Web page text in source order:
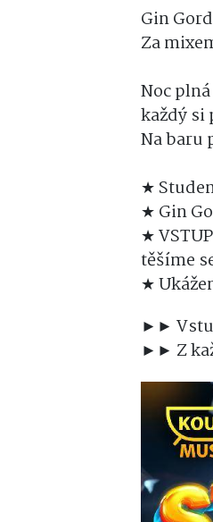
Gin
Za
Noc
každý si
Na baru
★
★ Gin
★
těšíme
★
►►
►► Z